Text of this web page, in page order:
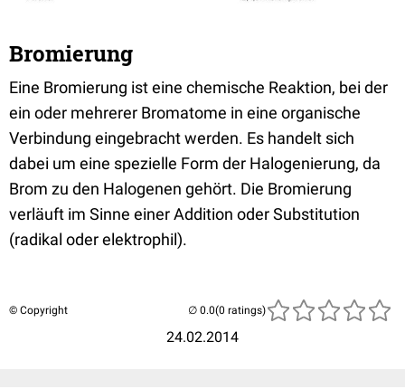
Bromierung
Eine Bromierung ist eine chemische Reaktion, bei der
ein oder mehrerer Bromatome in eine organische
Verbindung eingebracht werden. Es handelt sich
dabei um eine spezielle Form der Halogenierung, da
Brom zu den Halogenen gehört. Die Bromierung
verläuft im Sinne einer Addition oder Substitution
(radikal oder elektrophil).
© Copyright
24.02.2014
(0 ratings)